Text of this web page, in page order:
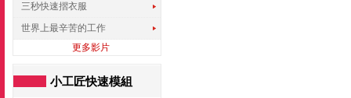
三秒快速摺衣服
世界上最辛苦的工作
更多影片
小工匠快速模組